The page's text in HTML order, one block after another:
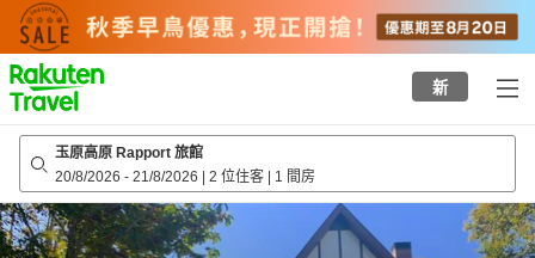
to
top
page
新
玉原高原 Rapport 旅館
20/8/2026 - 21/8/2026 | 2 位住客 | 1 間房